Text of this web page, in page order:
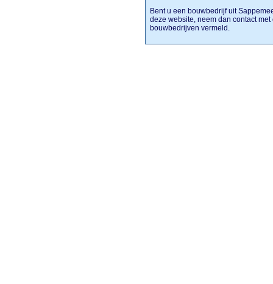
Bent u een bouwbedrijf uit
deze website, neem dan contact
bouwbedrijven vermeld.